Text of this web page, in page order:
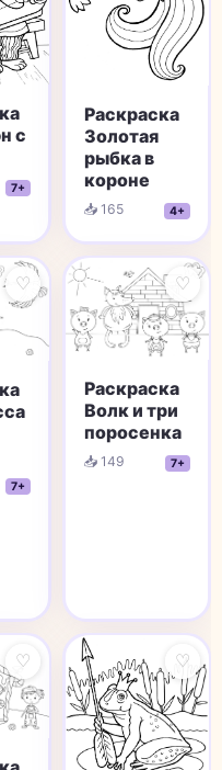
с
7+
Раскраска
Золотая
рыбка в
короне
📥 165 4+
♡
7+
♡
Раскраска
Волк и три
поросенка
📥 149 7+
♡ ♡